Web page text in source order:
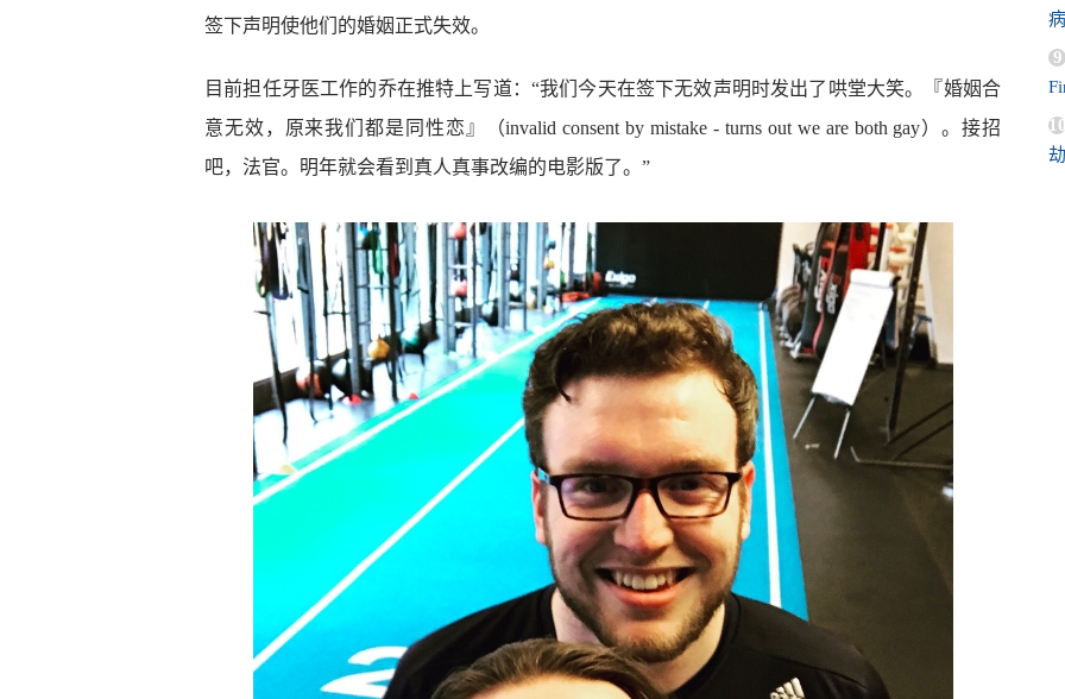
签下声明使他们的婚姻正式失效。
目前担任牙医工作的乔在推特上写道：“我们今天在签下无效声明时发出了哄堂大笑。『婚姻合
意无效，原来我们都是同性恋』（invalid consent by mistake - turns out we are both gay）。接招
吧，法官。明年就会看到真人真事改编的电影版了。”
9